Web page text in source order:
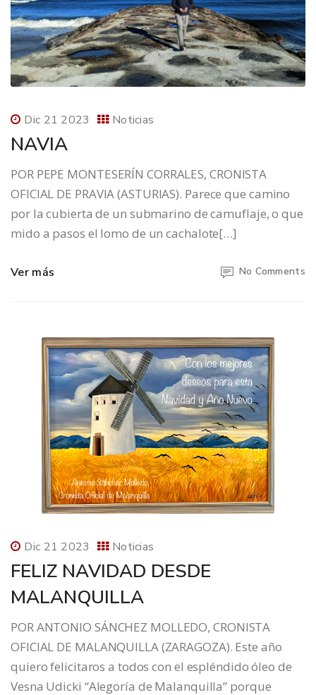
Dic 21 2023 Noticias
NAVIA
POR PEPE MONTESERÍN CORRALES, CRONISTA
OFICIAL DE PRAVIA (ASTURIAS). Parece que camino
por la cubierta de un submarino de camuflaje, o que
mido a pasos el lomo de un cachalote[…]
Ver más No Comments
Dic 21 2023 Noticias
FELIZ NAVIDAD DESDE
MALANQUILLA
POR ANTONIO SÁNCHEZ MOLLEDO, CRONISTA
OFICIAL DE MALANQUILLA (ZARAGOZA). Este año
quiero felicitaros a todos con el espléndido óleo de
Vesna Udicki “Alegoría de Malanquilla” porque